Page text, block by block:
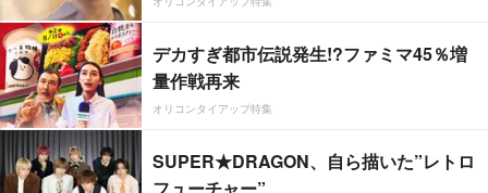
デカすぎ都市伝説発生!?ファミマ45％増
量作戦再来
オリコンタイアップ特集
SUPER★DRAGON、自ら描いた”レトロ
フューチャー”